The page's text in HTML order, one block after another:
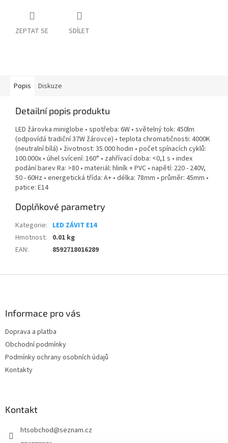
ZEPTAT SE SDÍLET
Popis Diskuze
Detailní popis produktu
LED žárovka miniglobe • spotřeba: 6W • světelný tok: 450lm
(odpovídá tradiční 37W žárovce) • teplota chromatičnosti: 4000K
(neutralní bílá) • životnost: 35.000 hodin • počet spínacích cyklů:
100.000x • úhel svícení: 160° • zahřívací doba: <0,1 s • index
podání barev Ra: >80 • materiál: hliník + PVC • napětí: 220 - 240V,
50 - 60Hz • energetická třída: A+ • délka: 78mm • průměr: 45mm •
patice: E14
Doplňkové parametry
Kategorie: LED ZÁVIT E14
Hmotnost:
0.01 kg
EAN: 8592718016289
Informace pro vás
Doprava a platba
Obchodní podmínky
Podmínky ochrany osobních údajů
Kontakty
Kontakt
htsobchod@seznam.cz